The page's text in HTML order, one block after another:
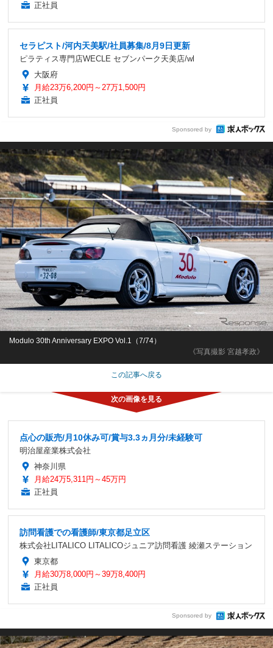
正社員
セラピスト/河内天美駅/社員募集/8月9日更新
ピラティス専門店WECLE セブンパーク天美店/wl
大阪府
月給23万6,200円～27万1,500円
正社員
Sponsored by
《写真撮影 宮越孝政》
Modulo 30th Anniversary EXPO Vol.1（7/74）
この記事へ戻る
点心の販売/月10休み可/賞与3.3ヵ月分/未経験可
明治屋産業株式会社
神奈川県
月給24万5,311円～45万円
正社員
訪問看護での看護師/東京都足立区
株式会社LITALICO LITALICOジュニア訪問看護 綾瀬ステーション
東京都
月給30万8,000円～39万8,400円
正社員
Sponsored by